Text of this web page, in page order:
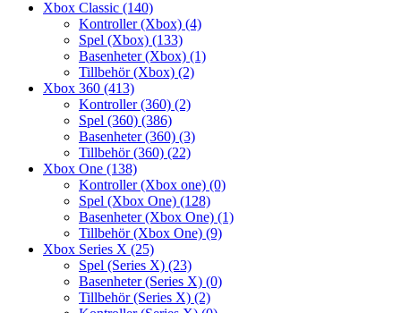
Xbox Classic (140)
Kontroller (Xbox) (4)
Spel (Xbox) (133)
Basenheter (Xbox) (1)
Tillbehör (Xbox) (2)
Xbox 360 (413)
Kontroller (360) (2)
Spel (360) (386)
Basenheter (360) (3)
Tillbehör (360) (22)
Xbox One (138)
Kontroller (Xbox one) (0)
Spel (Xbox One) (128)
Basenheter (Xbox One) (1)
Tillbehör (Xbox One) (9)
Xbox Series X (25)
Spel (Series X) (23)
Basenheter (Series X) (0)
Tillbehör (Series X) (2)